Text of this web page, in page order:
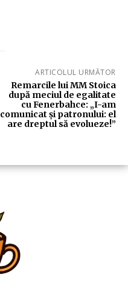
ARTICOLUL URMĂTOR
Remarcile lui MM Stoica
după meciul de egalitate
cu Fenerbahce: „I-am
comunicat și patronului: el
are dreptul să evolueze!”